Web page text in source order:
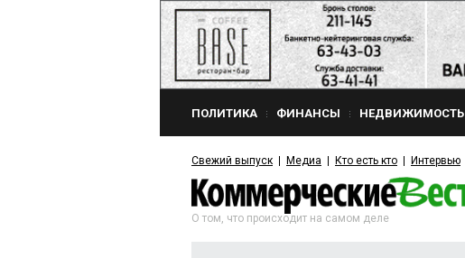
ПОЛИТИКА ФИНАНСЫ НЕДВИЖИМОСТЬ
Свежий выпуск Медиа Кто есть кто Интервью
О том, что происходит на самом деле